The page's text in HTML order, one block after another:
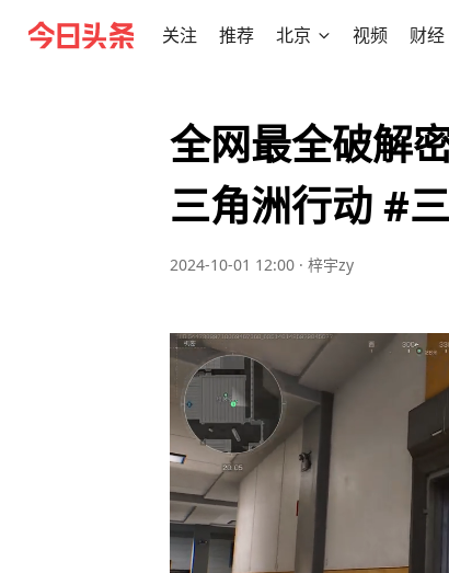
关注 推荐 北京 视频 财经
全网最全破解
三角洲行动 #
2024-10-01 12:00 · 梓宇zy